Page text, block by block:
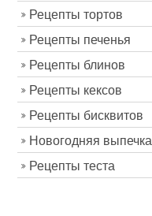
Рецепты тортов
Рецепты печенья
Рецепты блинов
Рецепты кексов
Рецепты бисквитов
Новогодняя выпечка
Рецепты теста